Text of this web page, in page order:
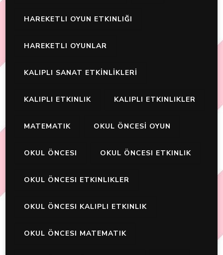
HAREKETLI OYUN ETKINLIĞI
HAREKETLI OYUNLAR
KALIPLI SANAT ETKİNLİKLERİ
KALIPLI ETKINLIK KALIPLI ETKINLIKLER
MATEMATIK OKUL ÖNCESİ OYUN
OKUL ÖNCESI OKUL ÖNCESI ETKINLIK
OKUL ÖNCESI ETKINLIKLER
OKUL ÖNCESI KALIPLI ETKINLIK
OKUL ÖNCESI MATEMATIK